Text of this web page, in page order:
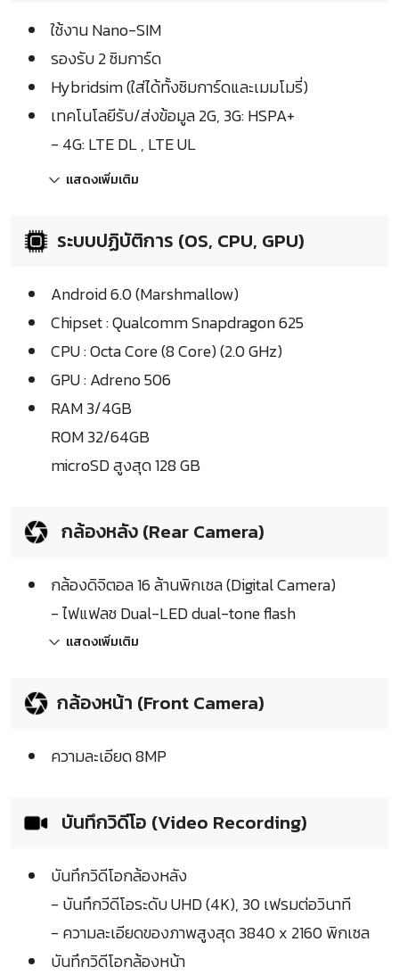
ใช้งาน Nano-SIM
รองรับ 2 ซิมการ์ด
Hybridsim (ใส่ได้ทั้งซิมการ์ดและเมมโมรี่)
เทคโนโลยีรับ/ส่งข้อมูล 2G, 3G: HSPA+
- 4G: LTE DL , LTE UL
แสดงเพิ่มเติม
ระบบปฏิบัติการ (OS, CPU, GPU)
Android 6.0 (Marshmallow)
Chipset : Qualcomm Snapdragon 625
CPU : Octa Core (8 Core) (2.0 GHz)
GPU : Adreno 506
RAM 3/4GB
ROM 32/64GB
microSD สูงสุด 128 GB
กล้องหลัง (Rear Camera)
กล้องดิจิตอล 16 ล้านพิกเซล (Digital Camera)
- ไฟแฟลช Dual-LED dual-tone flash
แสดงเพิ่มเติม
กล้องหน้า (Front Camera)
ความละเอียด 8MP
บันทึกวิดีโอ (Video Recording)
บันทึกวิดีโอกล้องหลัง
- บันทึกวีดีโอระดับ UHD (4K), 30 เฟรมต่อวินาที
- ความละเอียดของภาพสูงสุด 3840 x 2160 พิกเซล
บันทึกวิดีโอกล้องหน้า